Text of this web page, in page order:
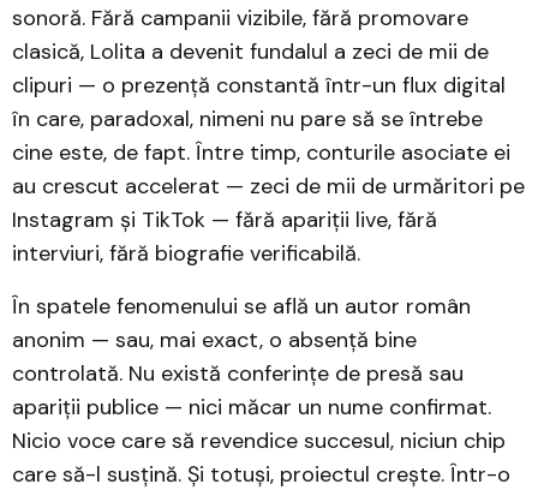
sonoră. Fără campanii vizibile, fără promovare
clasică, Lolita a devenit fundalul a zeci de mii de
clipuri — o prezență constantă într-un flux digital
în care, paradoxal, nimeni nu pare să se întrebe
cine este, de fapt. Între timp, conturile asociate ei
au crescut accelerat — zeci de mii de urmăritori pe
Instagram și TikTok — fără apariții live, fără
interviuri, fără biografie verificabilă.
În spatele fenomenului se află un autor român
anonim — sau, mai exact, o absență bine
controlată. Nu există conferințe de presă sau
apariții publice — nici măcar un nume confirmat.
Nicio voce care să revendice succesul, niciun chip
care să-l susțină. Și totuși, proiectul crește. Într-o